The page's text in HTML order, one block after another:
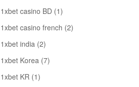
1xbet casino BD(1)
1xbet casino french (2)
1xbet india (2)
1xbet Korea (7)
1xbet KR (1)